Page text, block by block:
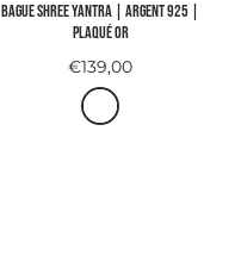
Bague SHREE YANTRA | Argent 925 |
plaqué or
€139,00